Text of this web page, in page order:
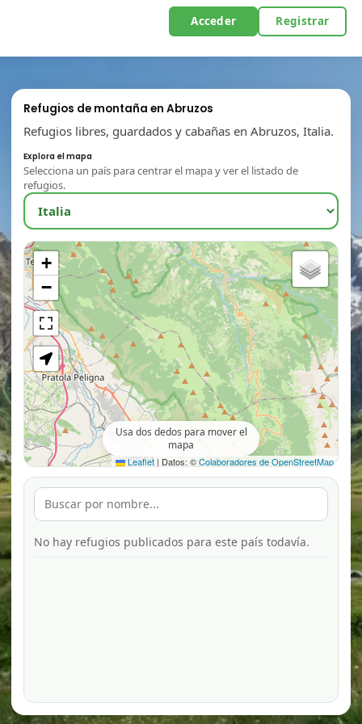
Acceder Registrar
Refugios de montaña en Abruzos
Refugios libres, guardados y cabañas en Abruzos, Italia.
Explora el mapa
Selecciona un país para centrar el mapa y ver el listado de
refugios.
+
−
Leaflet | Datos: ©Colaboradores de OpenStreetMap
Usa dos dedos para mover el
mapa
No hay refugios publicados para este país todavía.